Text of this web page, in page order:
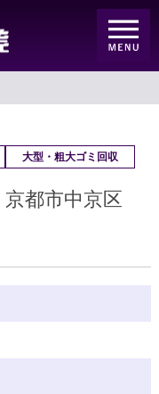
大型・粗大ゴミ回収
京都市中京区